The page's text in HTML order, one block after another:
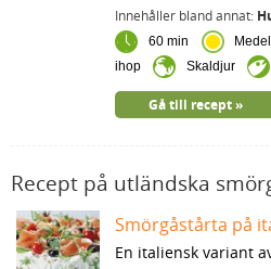
Innehåller bland annat:
60 min
ihop
Skaldjur
Gå till recept
Recept på utländska
Smörgåstårta på
En italiensk variant